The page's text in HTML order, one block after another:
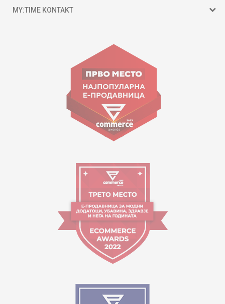
MY:TIME KONTAKT
Goce Nikolovski 74 Shkup
contact@mytime.mk
Orari i punës:
09:00 - 17:00